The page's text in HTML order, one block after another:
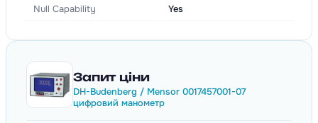
Null Capability Yes
Запит ціни
DH-Budenberg / Mensor 0017457001-07
цифровий манометр